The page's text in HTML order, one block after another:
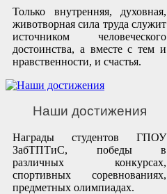
Только внутренняя, духовная,
животворная сила труда служит
источником человеческого
достоинства, а вместе с тем и
нравственности, и счастья.
Наши достижения
Награды студентов ГПОУ
ЗабТПТиС, победы в
различных конкурсах,
спортивных соревнованиях,
предметных олимпиадах.